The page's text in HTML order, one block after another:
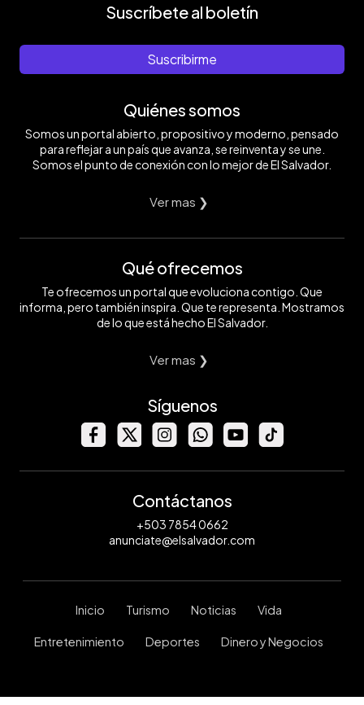
Suscríbete al boletín
Suscribirme
Quiénes somos
Somos un portal abierto, propositivo y moderno, pensado
para reflejar a un país que avanza, se reinventa y se une.
Somos el punto de conexión con lo mejor de El Salvador.
Ver mas ❯
Qué ofrecemos
Te ofrecemos un portal que evoluciona contigo. Que
informa, pero también inspira. Que te representa. Mostramos
de lo que está hecho El Salvador.
Ver mas ❯
Síguenos
Contáctanos
+503 7854 0662
anunciate@elsalvador.com
Inicio Turismo Noticias Vida
Entretenimiento Deportes Dinero y Negocios